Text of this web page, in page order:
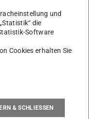
der Nachhaltigkeit
und Mikroklima/
und
die
Software
Cookies erhalten Sie
& SCHLIESSEN